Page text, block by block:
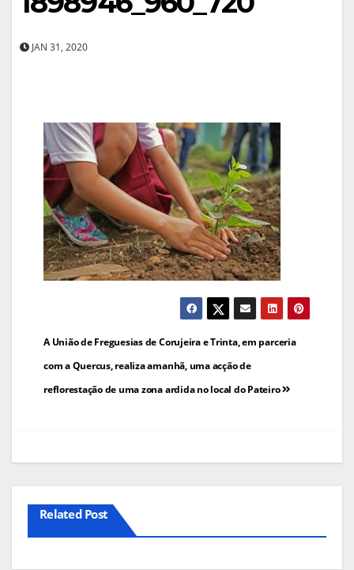
JAN 31, 2020
Navegação
de
artigos
A União de Freguesias de Corujeira e Trinta, em parceria
com a Quercus, realiza amanhã, uma acção de
reflorestação de uma zona ardida no local do Pateiro
Related Post